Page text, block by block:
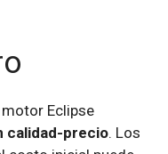
Eclipse
calidad-precio. Los